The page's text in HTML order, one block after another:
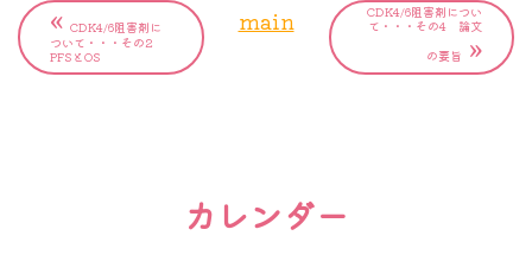
« CDK4/6阻害剤に
ついて・・・その2
PFSとOS
main
CDK4/6阻害剤につい
て・・・その4 論文
の要旨 »
カレンダー